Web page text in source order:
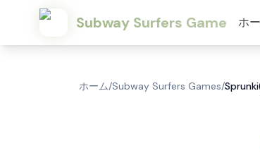
Subway Surfers Game ホ
ホーム/Subway Surfers Games/